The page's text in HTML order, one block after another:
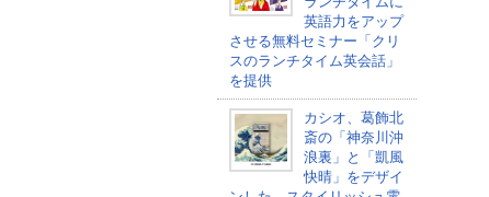
英語力をアップ
させる無料セミナー「クリ
スのランチタイム英会話」
を提供
カシオ、葛飾北
斎の「神奈川沖
浪裏」と「凱風
快晴」をデザイ